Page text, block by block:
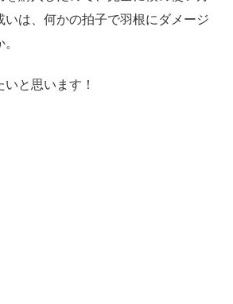
いは、何かの拍子で羽根にダメージ
と思います！